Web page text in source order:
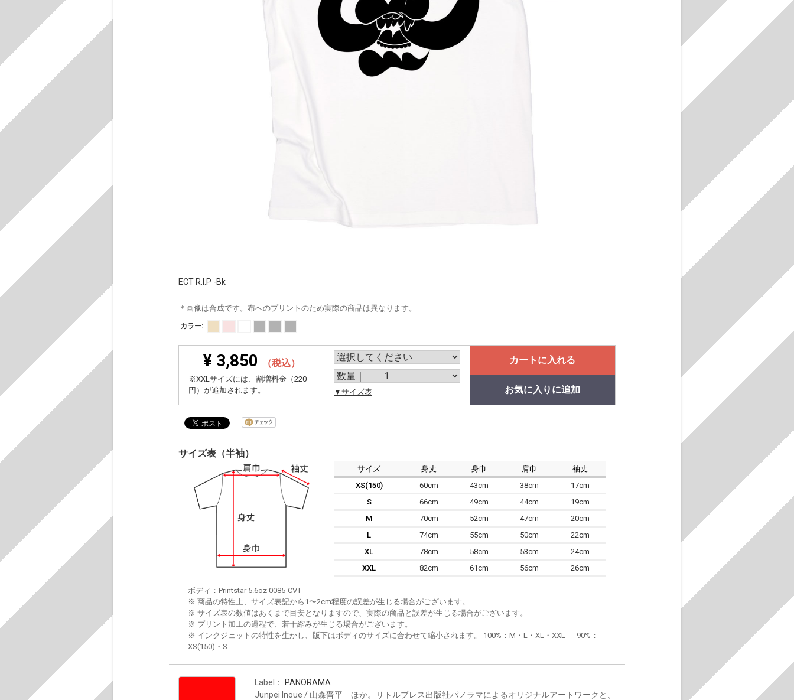
ECT R.I.P -Bk
＊画像は合成です。布へのプリントのため実際の商品は異なります。
カラー:
¥ 3,850 （税込）
※XXLサイズには、割増料金（220
円）が追加されます。
▼サイズ表
カートに入れる
お気に入りに追加
サイズ表（半袖）
サイズ 身丈 身巾 肩巾
袖丈
XS(150)
60cm 43cm 38cm
17cm
S
66cm 49cm 44cm
19cm
M
70cm 52cm 47cm
20cm
L
74cm 55cm 50cm
22cm
XL
78cm 58cm 53cm
24cm
XXL
82cm 61cm 56cm 26cm
ボディ：Printstar 5.6oz 0085-CVT
※ 商品の特性上、サイズ表記から1〜2cm程度の誤差が生じる場合がございます。
※ サイズ表の数値はあくまで目安となりますので、実際の商品と誤差が生じる場合がございます。
※ プリント加工の過程で、若干縮みが生じる場合がございます。
※ インクジェットの特性を生かし、版下はボディのサイズに合わせて縮小されます。 100%：M・L・XL・XXL ｜ 90%：
XS(150)・S
Label：
PANORAMA
Junpei Inoue / 山森晋平 ほか。リトルプレス出版社パノラマによるオリジナルアートワークと、